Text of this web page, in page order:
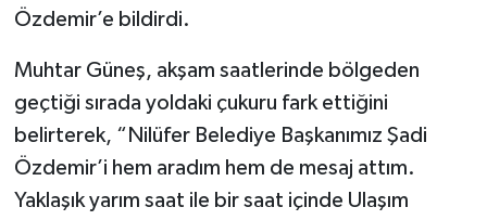
Özdemir’e bildirdi.
Muhtar Güneş, akşam saatlerinde bölgeden
geçtiği sırada yoldaki çukuru fark ettiğini
belirterek, “Nilüfer Belediye Başkanımız Şadi
Özdemir’i hem aradım hem de mesaj attım.
Yaklaşık yarım saat ile bir saat içinde Ulaşım